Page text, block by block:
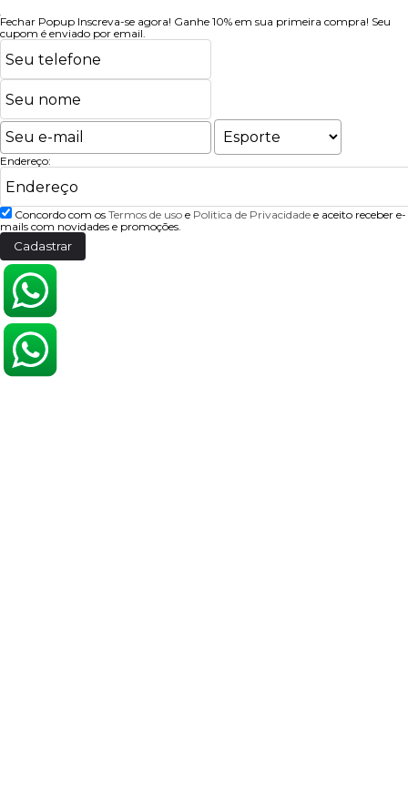
Fechar Popup Inscreva-se agora! Ganhe 10% em sua primeira compra! Seu
cupom é enviado por email.
Endereço:
Concordo com os Termos de uso e Politica de Privacidade e aceito receber e-
mails com novidades e promoções.
Cadastrar